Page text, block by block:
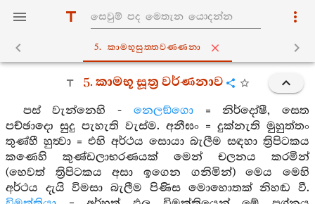
5. කාමභූසුත‍්තවණ‍්ණනා
5. කාමභූ සූත්‍ර වර්ණනාව
පස් වැන්නෙහි -නෙලඞ්ගො = නිර්දෝෂී, සෙත
පච්ඡාදො සුදු පැහැති වැස්ම. අනීඝං = දුක්නැති මුහුත්තං
තුණ්හී හුත්‍වා = එහි අර්ථය සොයා බැලීම සඳහා ත්‍රිපිටකය
කණෙහි කුණ්ඩලාභරණයක් මෙන් චලනය කරමින්
(හෙවත් ත්‍රිපිටකය අසා ඉගෙන ගනිමින්) මෙය මෙහි
අර්ථය දැයි විමසා බැලීම පිණිස මොහොතක් නිහඬ වී.